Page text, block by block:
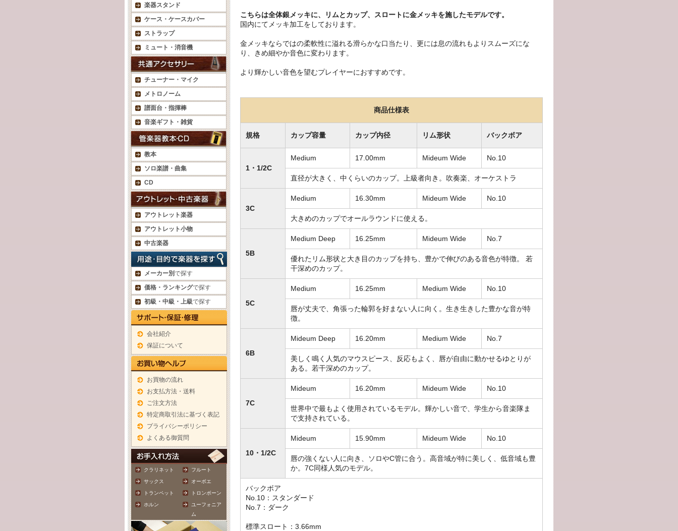
楽器スタンド
ケース・ケースカバー
ストラップ
ミュート・消音機
チューナー・マイク
メトロノーム
譜面台・指揮棒
音楽ギフト・雑貨
教本
ソロ楽譜・曲集
CD
アウトレット楽器
アウトレット小物
中古楽器
メーカー別で探す
価格・ランキングで探す
初級・中級・上級で探す
会社紹介
保証について
お買物の流れ
お支払方法・送料
ご注文方法
特定商取引法に基づく表記
プライバシーポリシー
よくある御質問
クラリネット フルート
サックス オーボエ
トランペット トロンボーン
ホルン
ユーフォニア
ム
こちらは全体銀メッキに、リムとカップ、スロートに金メッキを施したモデルです。
国内にてメッキ加工をしております。
金メッキならではの柔軟性に溢れる滑らかな口当たり、更には息の流れもよりスムーズにな
り、きめ細やか音色に変わります。
より輝かしい音色を望むプレイヤーにおすすめです。
商品仕様表
規格 カップ容量 カップ内径 リム形状 バックボア
1・1/2C
Medium 17.00mm Mideum Wide No.10
直径が大きく、中くらいのカップ。上級者向き。吹奏楽、オーケストラ
3C
Medium 16.30mm Mideum Wide No.10
大きめのカップでオールラウンドに使える。
5B
Medium Deep 16.25mm Mideum Wide No.7
優れたリム形状と大き目のカップを持ち、豊かで伸びのある音色が特徴。 若
干深めのカップ。
5C
Medium 16.25mm Medium Wide No.10
唇が丈夫で、角張った輪郭を好まない人に向く。生き生きした豊かな音が特
徴。
6B
Mideum Deep 16.20mm Medium Wide No.7
美しく鳴く人気のマウスピース、反応もよく、唇が自由に動かせるゆとりが
ある。若干深めのカップ。
7C
Mideum 16.20mm Mideum Wide No.10
世界中で最もよく使用されているモデル。輝かしい音で、学生から音楽隊ま
で支持されている。
10・1/2C
Mideum 15.90mm Mideum Wide No.10
唇の強くない人に向き、ソロやC管に合う。高音域が特に美しく、低音域も豊
か。7C同様人気のモデル。
バックボア
No.10：スタンダード
No.7：ダーク
標準スロート：3.66mm